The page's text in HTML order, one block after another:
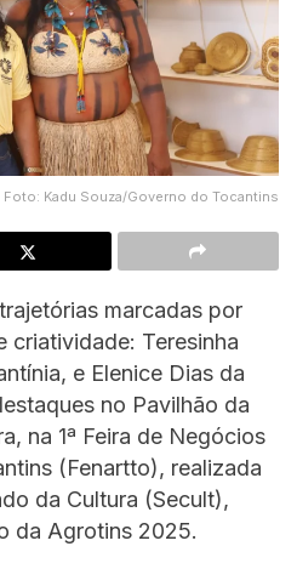
Foto: Kadu Souza/Governo do Tocantins
marcadas por
criatividade: Teresinha
e Elenice Dias da
no Pavilhão da
na 1ª Feira de Negócios
(Fenartto), realizada
da Cultura (Secult),
da Agrotins 2025.